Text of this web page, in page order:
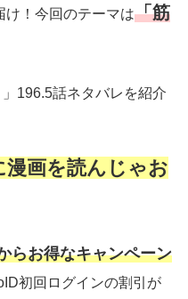
け！今回のテーマは「筋
196.5話ネタバレを紹介
画を読んじゃお
らお得なキャンペーン
初回ログインの割引が